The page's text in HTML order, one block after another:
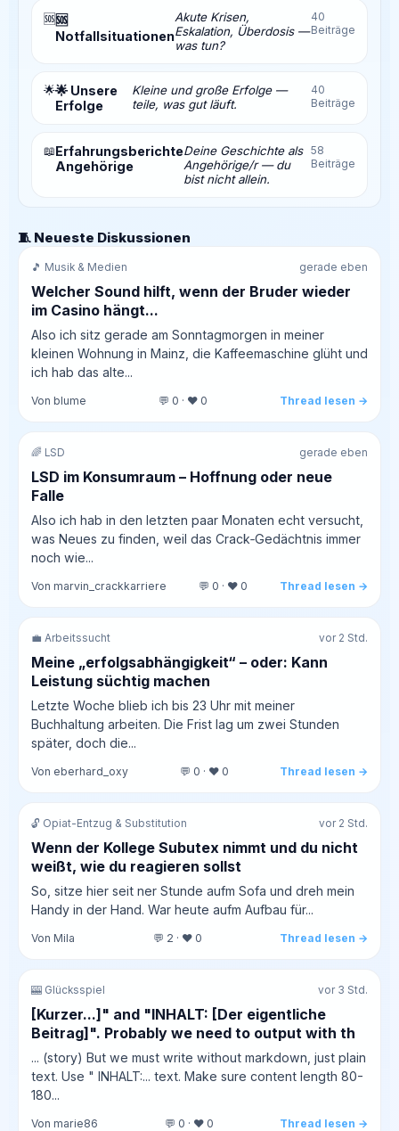
🆘🆘
Notfallsituationen
Akute Krisen,
Eskalation, Überdosis —
was tun?
40
Beiträge
🌟🌟 Unsere
Erfolge
Kleine und große Erfolge —
teile, was gut läuft.
40
Beiträge
📖Erfahrungsberichte
Angehörige
Deine Geschichte als
Angehörige/r — du
bist nicht allein.
58
Beiträge
🧵 Neueste Diskussionen
🎵 Musik & Medien gerade eben
Welcher Sound hilft, wenn der Bruder wieder
im Casino hängt...
Also ich sitz gerade am Sonntagmorgen in meiner
kleinen Wohnung in Mainz, die Kaffeemaschine glüht und
ich hab das alte...
Von blume 💬 0 · ❤️ 0 Thread lesen →
🌈 LSD gerade eben
LSD im Konsumraum – Hoffnung oder neue
Falle
Also ich hab in den letzten paar Monaten echt versucht,
was Neues zu finden, weil das Crack‑Gedächtnis immer
noch wie...
Von marvin_crackkarriere 💬 0 · ❤️ 0 Thread lesen →
💼 Arbeitssucht vor 2 Std.
Meine „erfolgsabhängigkeit“ – oder: Kann
Leistung süchtig machen
Letzte Woche blieb ich bis 23 Uhr mit meiner
Buchhaltung arbeiten. Die Frist lag um zwei Stunden
später, doch die...
Von eberhard_oxy 💬 0 · ❤️ 0 Thread lesen →
🔓 Opiat-Entzug & Substitution vor 2 Std.
Wenn der Kollege Subutex nimmt und du nicht
weißt, wie du reagieren sollst
So, sitze hier seit ner Stunde aufm Sofa und dreh mein
Handy in der Hand. War heute aufm Aufbau für...
Von Mila 💬 2 · ❤️ 0 Thread lesen →
🎰 Glücksspiel vor 3 Std.
[Kurzer...]" and "INHALT: [Der eigentliche
Beitrag]". Probably we need to output with th
... (story) But we must write without markdown, just plain
text. Use " INHALT:... text. Make sure content length 80-
180...
Von marie86 💬 0 · ❤️ 0 Thread lesen →